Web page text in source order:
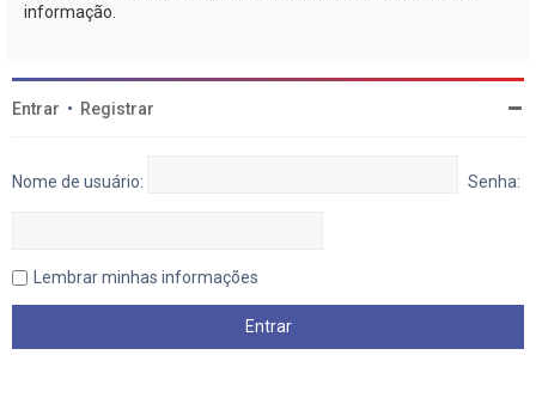
informação.
Entrar • Registrar
Nome de usuário: Senha:
Lembrar minhas informações